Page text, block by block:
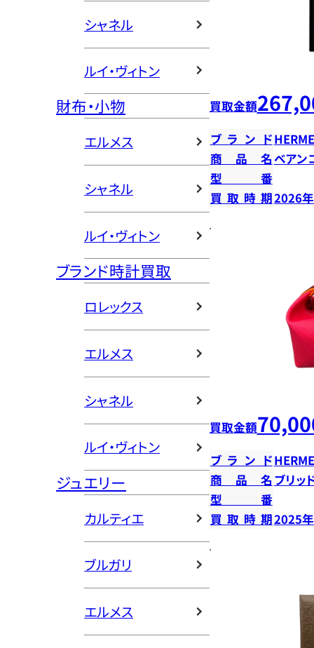
シャネル
ルイ・ヴィトン
財布・小物
エルメス
シャネル
ルイ・ヴィトン
ブランド時計買取
ロレックス
エルメス
シャネル
ルイ・ヴィトン
ジュエリー
カルティエ
ブルガリ
エルメス
買取金額
ブランド
商品名ベアン
型番
買取時期2026
買取金額
ブランド
商品名 ブリッ
型番
買取時期2025